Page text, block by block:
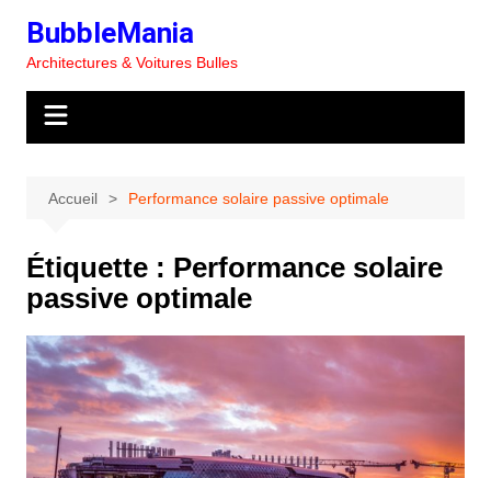
contenu
BubbleMania
Architectures & Voitures Bulles
Accueil Performance solaire passive optimale
Étiquette : Performance solaire
passive optimale